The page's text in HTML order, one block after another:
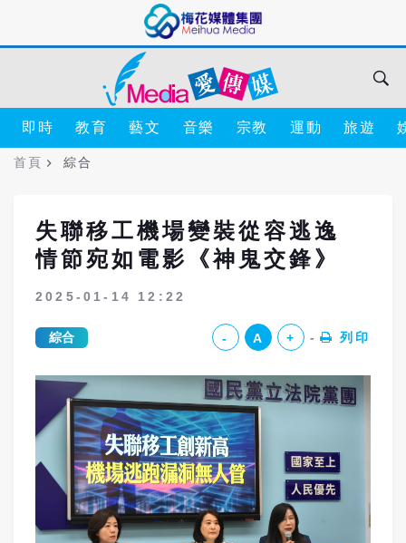
即時 教育 藝文 音樂 宗教 運動 旅遊
首頁 綜合
失聯移工機場變裝從容逃逸
情節宛如電影《神鬼交鋒》
2025-01-14 12:22
綜合 - A + 列印